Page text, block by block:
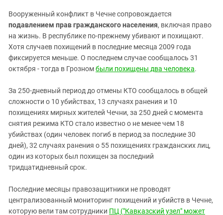
Вооруженный конфликт в Чечне сопровождается
подавлением прав гражданского населения, включая право
на жизнь. В республике по-прежнему убивают и похищают.
Хотя случаев похищений в последние месяца 2009 года
фиксируется меньше. О последнем случае сообщалось 31
октября - тогда в Грозномбыли похищены два человека.
За 250-дневный период до отмены КТО сообщалось в общей
сложности о 10 убийствах, 13 случаях ранения и 10
похищениях мирных жителей Чечни, за 250 дней с момента
снятия режима КТО стало известно о не менее чем 18
убийствах (один человек погиб в период за последние 30
дней), 32 случаях ранения о 55 похищениях гражданских лиц,
один из которых был похищен за последний
тридцатидневный срок.
Последние месяцы правозащитники не проводят
централизованный мониторинг похищений и убийств в Чечне,
которую вели там сотрудники ПЦ ("Кавказский узел" может